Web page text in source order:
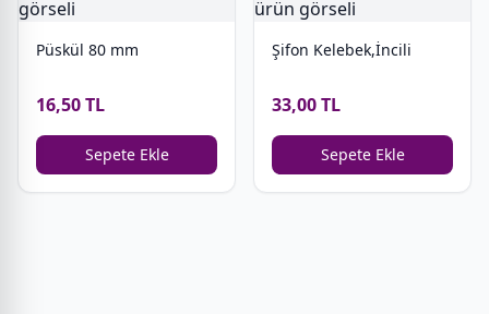
Püskül 80 mm
16,50 TL
Sepete Ekle
Şifon Kelebek,İncili
33,00 TL
Sepete Ekle